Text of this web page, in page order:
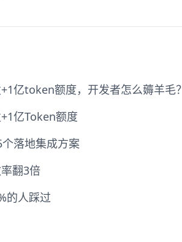
亿token额度，开发者怎么薅羊毛？
亿Token额度
落地集成方案
翻3倍
的人踩过